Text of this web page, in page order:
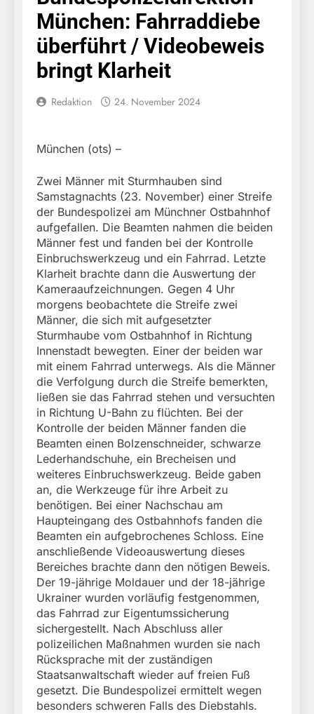
Knopfdruck / Schnelle
Festnahme nach
sexueller Belästigung
Bundespolizeidirektion
München: Bundespolizei
kontrolliert
grenzüberschreitenden
Verkehr / Waffenfund im
7. August 2026
Bundespolizeidirektion
festgenommen als die
fest
6. August 2026
Fundtier
Schrotthändler
erschleicht rund 45.000
Euro Sozialleistungen
Ermittlungen der
Finanzkontrolle
Schwarzarbeit führen zu
rechtskräftiger
Verurteilung wegen
Betrugs
6. August 2026
Bundespolizeidirektion
München: Europaweit
gesuchtes Mitglied einer
kriminellen Vereinigung
geht ins Netz –
Bundespolizei vollstreckt
europäischen
Auslieferungshaftbefehl
6. August 2026
Bundespolizeidirektion
München: Update zu den
Einsatzmaßnahmen der
Bundespolizei in
Saarbrücken
5. August 2026
Bundespolizeidirektion
München:
Beinahekollision an
Bahnübergang in Aubing
/ Bundespolizei ermittelt
wegen gefährlichen
Eingriffs in den
Bahnverkehr
5. August 2026
München: Fahrraddiebe
überführt / Videobeweis
bringt Klarheit
Redaktion 24. November 2024
München (ots) –
Zwei Männer mit Sturmhauben sind
Samstagnachts (23. November) einer Streife
der Bundespolizei am Münchner Ostbahnhof
aufgefallen. Die Beamten nahmen die beiden
Männer fest und fanden bei der Kontrolle
Einbruchswerkzeug und ein Fahrrad. Letzte
Klarheit brachte dann die Auswertung der
Kameraaufzeichnungen. Gegen 4 Uhr
morgens beobachtete die Streife zwei
Männer, die sich mit aufgesetzter
Sturmhaube vom Ostbahnhof in Richtung
Innenstadt bewegten. Einer der beiden war
mit einem Fahrrad unterwegs. Als die Männer
die Verfolgung durch die Streife bemerkten,
ließen sie das Fahrrad stehen und versuchten
in Richtung U-Bahn zu flüchten. Bei der
Kontrolle der beiden Männer fanden die
Beamten einen Bolzenschneider, schwarze
Lederhandschuhe, ein Brecheisen und
weiteres Einbruchswerkzeug. Beide gaben
an, die Werkzeuge für ihre Arbeit zu
benötigen. Bei einer Nachschau am
Haupteingang des Ostbahnhofs fanden die
Beamten ein aufgebrochenes Schloss. Eine
anschließende Videoauswertung dieses
Bereiches brachte dann den nötigen Beweis.
Der 19-jährige Moldauer und der 18-jährige
Ukrainer wurden vorläufig festgenommen,
das Fahrrad zur Eigentumssicherung
sichergestellt. Nach Abschluss aller
polizeilichen Maßnahmen wurden sie nach
Rücksprache mit der zuständigen
Staatsanwaltschaft wieder auf freien Fuß
gesetzt. Die Bundespolizei ermittelt wegen
besonders schweren Falls des Diebstahls.